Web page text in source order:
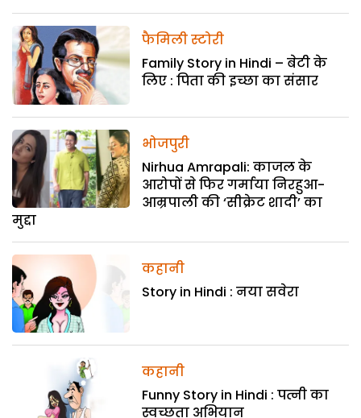
फैमिली स्टोरी
Family Story in Hindi – बेटी के
लिए : पिता की इच्छा का संसार
भोजपुरी
Nirhua Amrapali: काजल के
आरोपों से फिर गर्माया निरहुआ-
आम्रपाली की ‘सीक्रेट शादी’ का
मुद्दा
कहानी
Story in Hindi : नया सवेरा
कहानी
Funny Story in Hindi : पत्नी का
स्वच्छता अभियान